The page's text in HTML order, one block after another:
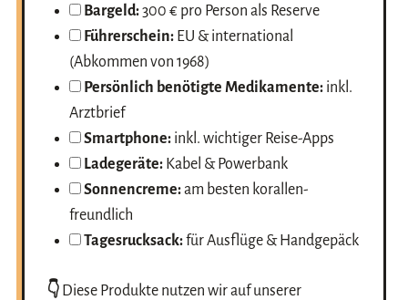
Bargeld:300 € pro Person als Reserve
Führerschein: EU & international
(Abkommen von 1968)
Persönlich benötigte Medikamente: inkl.
Arztbrief
Smartphone: inkl. wichtiger Reise-Apps
Ladegeräte: Kabel & Powerbank
Sonnencreme:am besten korallen-
freundlich
Tagesrucksack:für Ausflüge & Handgepäck
👇 Diese Produkte nutzen wir auf unserer